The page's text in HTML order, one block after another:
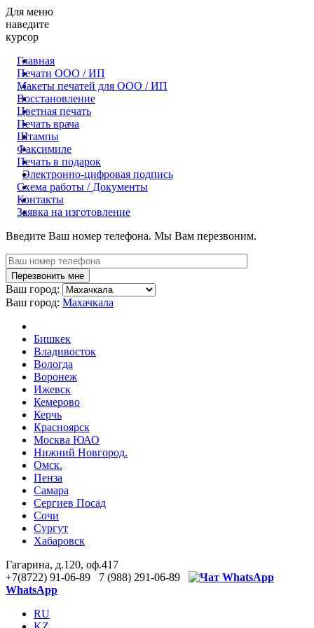
Для меню
наведите
курсор
Главная
Печати ООО / ИП
Макеты печатей для OOO / ИП
Восстановление
Цветная печать
Печать врача
Штампы
Факсимиле
Печать в подарок
Электронно-цифровая подпись
Схема работы / Документы
Контакты
Заявка на изготовление
Введите Ваш номер телефона. Мы Вам перезвоним.
Ваш город:
Ваш город: Махачкала
Бишкек
Владивосток
Вологда
Воронеж
Ижевск
Кемерово
Керчь
Красноярск
Москва ЮАО
Нижний Новгород.
Омск.
Пенза
Самара
Сергиев Посад
Сочи
Сургут
Хабаровск
Гагарина, д.120, оф.417
+7(8722) 91-06-89 7 (988) 291-06-89
WhatsApp
RU